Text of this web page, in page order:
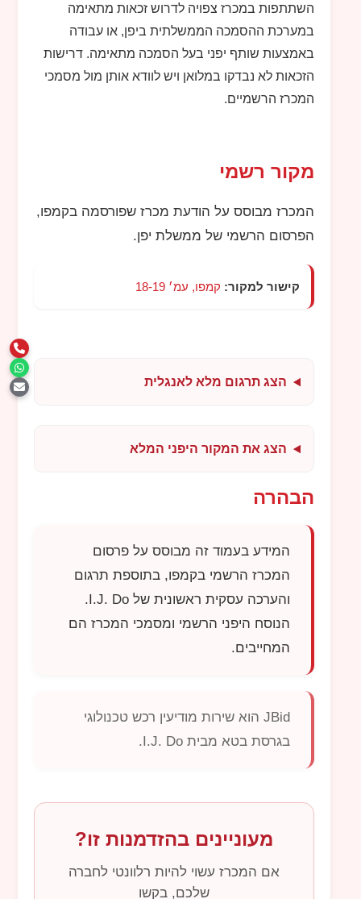
השתתפות במכרז צפויה לדרוש זכאות מתאימה
במערכת ההסמכה הממשלתית ביפן, או עבודה
באמצעות שותף יפני בעל הסמכה מתאימה. דרישות
הזכאות לא נבדקו במלואן ויש לוודא אותן מול מסמכי
המכרז הרשמיים.
מקור רשמי
המכרז מבוסס על הודעת מכרז שפורסמה בקמפו,
הפרסום הרשמי של ממשלת יפן.
קישור למקור: קמפו, עמ׳ 18-19
הצג תרגום מלא לאנגלית
הצג את המקור היפני המלא
הבהרה
המידע בעמוד זה מבוסס על פרסום
המכרז הרשמי בקמפו, בתוספת תרגום
והערכה עסקית ראשונית שלI.J. Do
.
הנוסח היפני הרשמי ומסמכי המכרז הם
המחייבים.
JBid הוא שירות מודיעין רכש טכנולוגי
בגרסת בטא מביתI.J. Do
.
מעוניינים בהזדמנות זו?
אם המכרז עשוי להיות רלוונטי לחברה
שלכם, בקשו